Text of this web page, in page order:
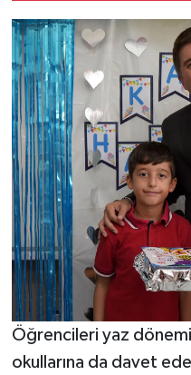
Öğrencileri yaz
okullarına da davet